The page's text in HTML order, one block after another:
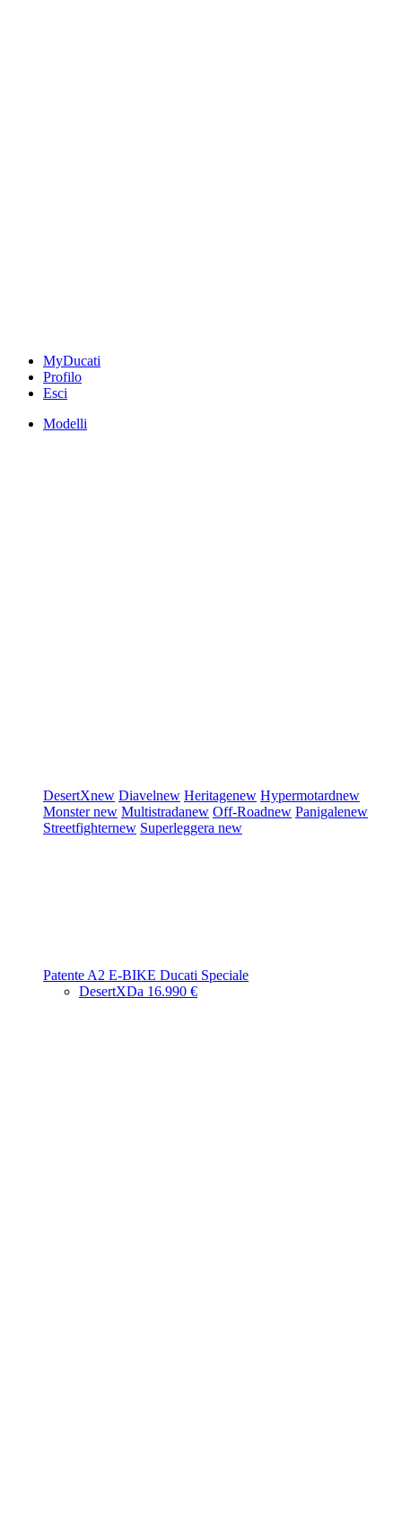
MyDucati
Profilo
Esci
Modelli
DesertXnew Diavelnew Heritagenew Hypermotardnew
Monsternew Multistradanew Off-Roadnew Panigalenew
Streetfighternew Superleggera new
Patente A2 E-BIKE Ducati Speciale
DesertXDa 16.990 €